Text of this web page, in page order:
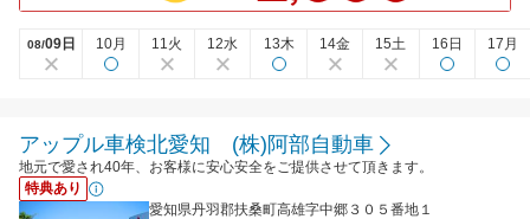
08/09日 10月 11火 12水 13木 14金 15土 16日 17月
アップル車検北愛知 (株)阿部自動車
地元で愛され40年、お客様に安心安全をご提供させて頂きます。
特典あり
愛知県丹羽郡扶桑町高雄字中郷３０５番地１